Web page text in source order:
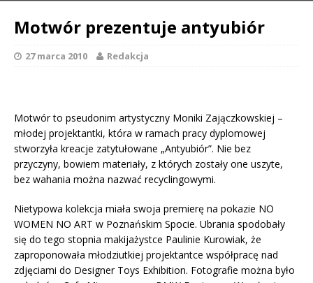
Motwór prezentuje antyubiór
27 marca 2010 Redakcja
Motwór to pseudonim artystyczny Moniki Zajączkowskiej –
młodej projektantki, która w ramach pracy dyplomowej
stworzyła kreacje zatytułowane „Antyubiór”. Nie bez
przyczyny, bowiem materiały, z których zostały one uszyte,
bez wahania można nazwać recyclingowymi.
Nietypowa kolekcja miała swoja premierę na pokazie NO
WOMEN NO ART w Poznańskim Spocie. Ubrania spodobały
się do tego stopnia makijażystce Paulinie Kurowiak, że
zaproponowała młodziutkiej projektantce współpracę nad
zdjęciami do Designer Toys Exhibition. Fotografie można było